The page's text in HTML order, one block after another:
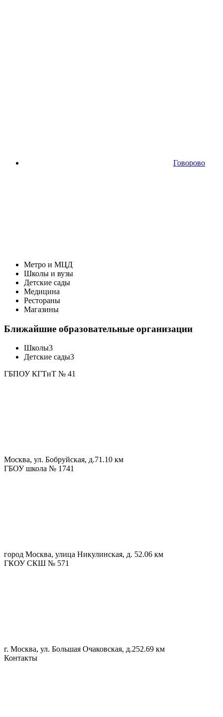
Говорово
Метро и МЦД
Школы и вузы
Детские сады
Медицина
Рестораны
Магазины
Ближайшие образовательные организации
Школы3
Детские сады3
ГБПОУ КГТиТ № 41
Москва, ул. Бобруйская, д.71.10 км
ГБОУ школа № 1741
город Москва, улица Никулинская, д. 52.06 км
ГКОУ СКШ № 571
г. Москва, ул. Большая Очаковская, д.252.69 км
Контакты